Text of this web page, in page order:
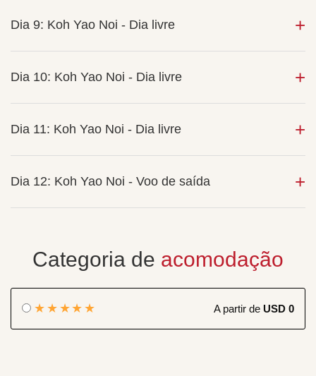
Dia 9: Koh Yao Noi - Dia livre
Dia 10: Koh Yao Noi - Dia livre
Dia 11: Koh Yao Noi - Dia livre
Dia 12: Koh Yao Noi - Voo de saída
Categoria de acomodação
★★★★★ A partir de USD 0